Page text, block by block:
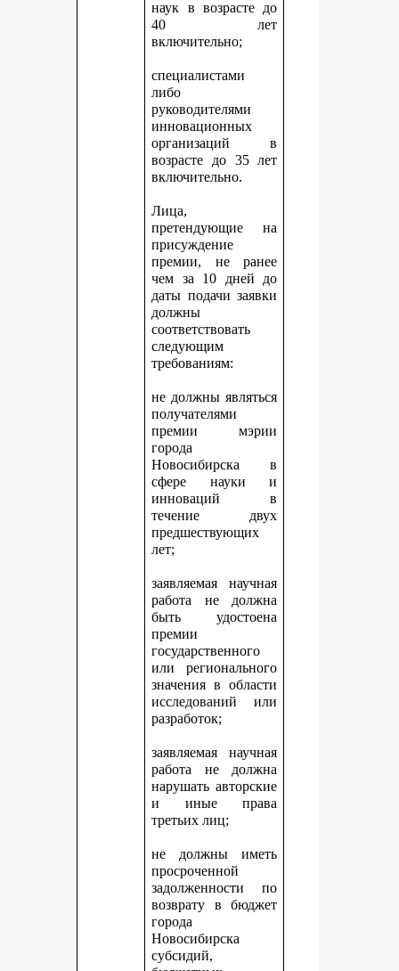
наук в возрасте до
40 лет
включительно;
специалистами
либо
руководителями
инновационных
организаций в
возрасте до 35 лет
включительно.
Лица,
претендующие на
присуждение
премии, не ранее
чем за 10 дней до
даты подачи заявки
должны
соответствовать
следующим
требованиям:
не должны являться
получателями
премии мэрии
города
Новосибирска в
сфере науки и
инноваций в
течение двух
предшествующих
лет;
заявляемая научная
работа не должна
быть удостоена
премии
государственного
или регионального
значения в области
исследований или
разработок;
заявляемая научная
работа не должна
нарушать авторские
и иные права
третьих лиц;
не должны иметь
просроченной
задолженности по
возврату в бюджет
города
Новосибирска
субсидий,